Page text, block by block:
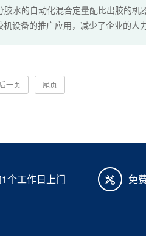
水的自动化混合定量配比出胶的
设备的推广应用，减少了企业的
后一页 尾页
个工作日上门 免